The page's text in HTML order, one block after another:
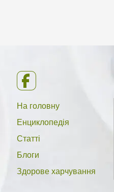
На головну
Енциклопедія
Статті
Блоги
Здорове харчування